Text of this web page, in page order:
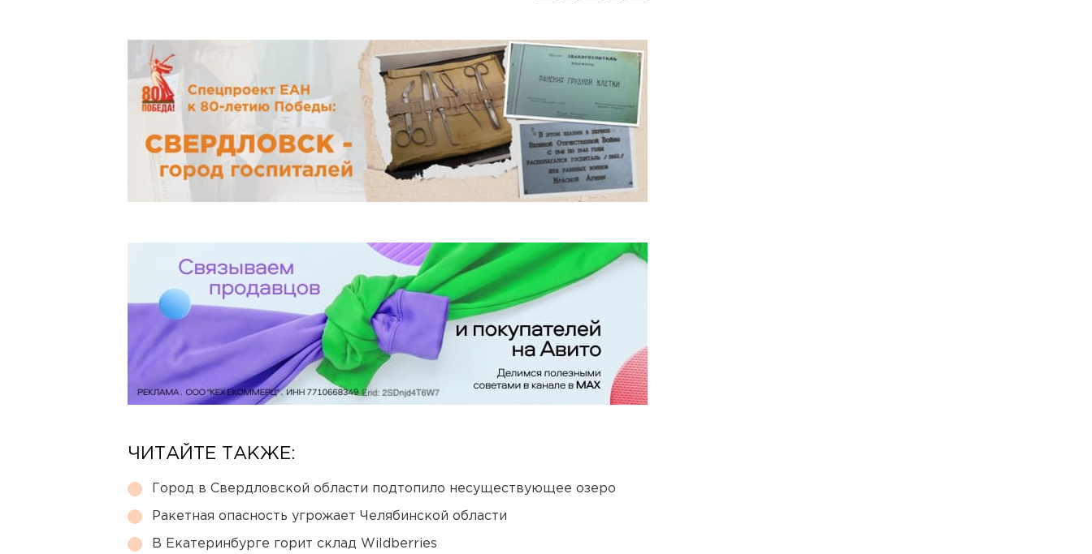
ЧИТАЙТЕ ТАКЖЕ:
Город в Свердловской области подтопило несуществующее озеро
Ракетная опасность угрожает Челябинской области
В Екатеринбурге горит склад Wildberries